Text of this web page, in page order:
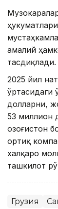
амалий
тасдиқлади.
2025 йил
ўртасидаги
долларни,
53 миллион
Қозоғистон
ортиқ
халқаро
ташкилот
Грузия